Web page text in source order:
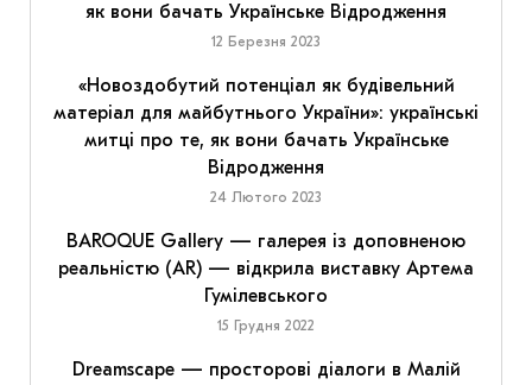
як вони бачать Українське Відродження
12 Березня 2023
«Новоздобутий потенціал як будівельний
матеріал для майбутнього України»: українські
митці про те, як вони бачать Українське
Відродження
24 Лютого 2023
BAROQUE Gallery — галерея із доповненою
реальністю (AR) — відкрила виставку Артема
Гумілевського
15 Грудня 2022
Dreamscape — просторові діалоги в Малій